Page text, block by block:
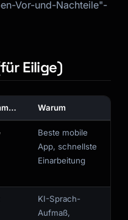
Vor-und-Nachteile"-
Eilige)
Warum
Beste mobile
App, schnellste
Einarbeitung
KI-Sprach-
Aufmaß,